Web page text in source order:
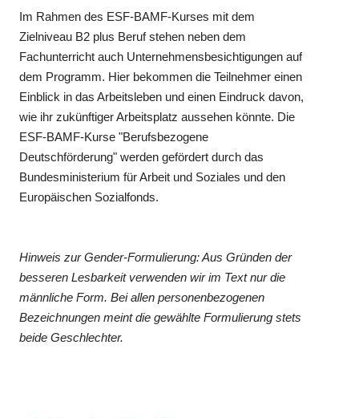
Im Rahmen des ESF-BAMF-Kurses mit dem
Zielniveau B2 plus Beruf stehen neben dem
Fachunterricht auch Unternehmensbesichtigungen auf
dem Programm. Hier bekommen die Teilnehmer einen
Einblick in das Arbeitsleben und einen Eindruck davon,
wie ihr zukünftiger Arbeitsplatz aussehen könnte. Die
ESF-BAMF-Kurse "Berufsbezogene
Deutschförderung" werden gefördert durch das
Bundesministerium für Arbeit und Soziales und den
Europäischen Sozialfonds.
Hinweis zur Gender-Formulierung: Aus Gründen der
besseren Lesbarkeit verwenden wir im Text nur die
männliche Form. Bei allen personenbezogenen
Bezeichnungen meint die gewählte Formulierung stets
beide Geschlechter.